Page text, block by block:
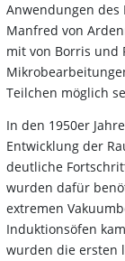
Anwendungen des
Manfred von
mit von Borris und
Teilchen möglich
In den 1950er
Entwicklung der
deutliche
wurden dafür
extremen
Induktionsöfen
wurden die ersten